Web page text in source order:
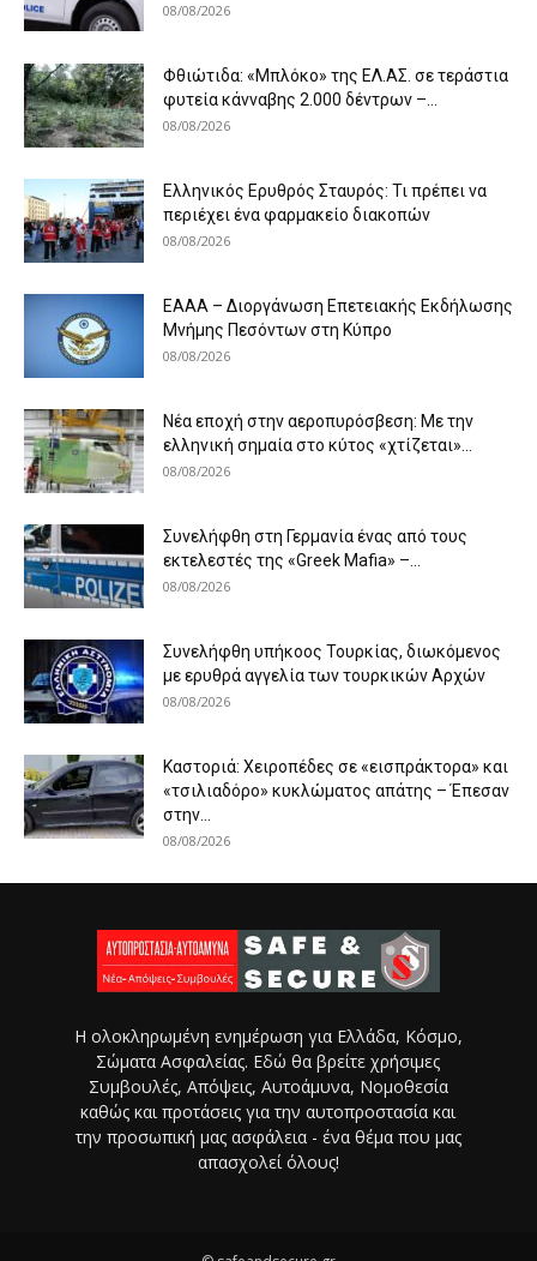
08/08/2026
Φθιώτιδα: «Μπλόκο» της ΕΛ.ΑΣ. σε τεράστια
φυτεία κάνναβης 2.000 δέντρων –...
08/08/2026
Ελληνικός Ερυθρός Σταυρός: Τι πρέπει να
περιέχει ένα φαρμακείο διακοπών
08/08/2026
ΕΑΑΑ – Διοργάνωση Επετειακής Εκδήλωσης
Μνήμης Πεσόντων στη Κύπρο
08/08/2026
Νέα εποχή στην αεροπυρόσβεση: Με την
ελληνική σημαία στο κύτος «χτίζεται»...
08/08/2026
Συνελήφθη στη Γερμανία ένας από τους
εκτελεστές της «Greek Mafia» –...
08/08/2026
Συνελήφθη υπήκοος Τουρκίας, διωκόμενος
με ερυθρά αγγελία των τουρκικών Αρχών
08/08/2026
Καστοριά: Χειροπέδες σε «εισπράκτορα» και
«τσιλιαδόρο» κυκλώματος απάτης – Έπεσαν
στην...
08/08/2026
Η ολοκληρωμένη ενημέρωση για Ελλάδα, Κόσμο,
Σώματα Ασφαλείας. Εδώ θα βρείτε χρήσιμες
Συμβουλές, Απόψεις, Αυτοάμυνα, Νομοθεσία
καθώς και προτάσεις για την αυτοπροστασία και
την προσωπική μας ασφάλεια - ένα θέμα που μας
απασχολεί όλους!